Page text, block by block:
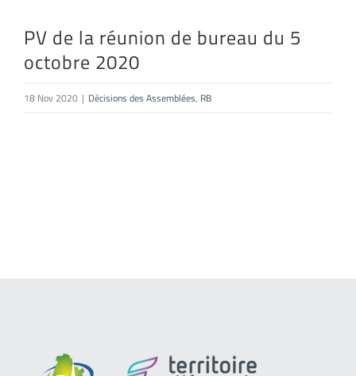
PV de la réunion de bureau du 5
octobre 2020
18 Nov 2020 | Décisions des Assemblées, RB